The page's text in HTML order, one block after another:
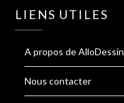
LIENS UTILES
A propos de AlloDessin
Nous contacter